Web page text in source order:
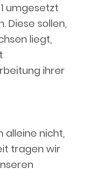
umgesetzt
Diese sollen,
liegt,
ihrer
alleine nicht,
tragen wir